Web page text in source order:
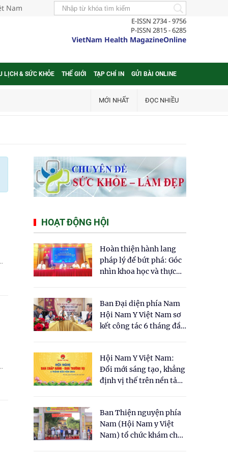
Nam
E-ISSN 2734 - 9756
P-ISSN 2815 - 6285
VietNam Health MagazineOnline
LỊCH & SỨC KHỎE THẾ GIỚI TẠP CHÍ IN GỬI BÀI ONLINE
MỚI NHẤT ĐỌC NHIỀU
HOẠT ĐỘNG HỘI
Hoàn thiện hành lang
pháp lý để bứt phá: Góc
nhìn khoa học và thực
cho Luật Y dược cổ
truyền Việt Nam"
Ban Đại diện phía Nam
Hội Nam Y Việt Nam sơ
kết công tác 6 tháng đầu
Hội Nam Y Việt Nam:
Đổi mới sáng tạo, khẳng
định vị thế trên nền tảng
Ban Thiện nguyện phía
Nam (Hội Nam y Việt
Nam) tổ chức khám chữa